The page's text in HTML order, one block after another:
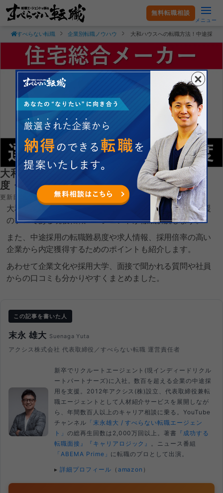
無料転職相談
メニュー
すべらない転職 企業別転職ノウハウ 大和ハウスへの転職方法！中途採用
大和ハウスへの転職方法！中途採用の難易
度・求人情報を解説！
更新日：2026.05.13
大和ハウス工業株式会社へ転職するコツを就職・転職支援
のプロである現役転職エージェントが徹底解説します。
また、中途採用の転職難易度や求人情報、採用倍率の高い
企業から内定獲得するためのポイントも紹介します。
あわせて企業文化や採用大学、面接で聞かれる質問や社員
からの口コミも分かりやすくまとめました。
この記事を書いた人
末永 雄大 Suenaga Yuta
アクシス株式会社 代表取締役／すべらない転職 運営責任者
新卒でリクルートエージェント(現インディードリクル
ートパートナーズ)に入社。数百を超える企業の中途採
用を支援。2012年アクシス(株)設立、代表取締役兼転
職エージェントとして人材紹介サービスを展開しなが
ら、年間数百人以上のキャリア相談に乗る。YouTube
チャンネル 「末永雄大 / すべらない転職エージェン
ト」 の総再生回数は2,000万回以上。著書 『成功する
転職面接』
『キャリアロジック』
。ニュース番組
「ABEMA Prime」 に転職のプロとして出演。
▸ 詳細プロフィール （ amazon ）